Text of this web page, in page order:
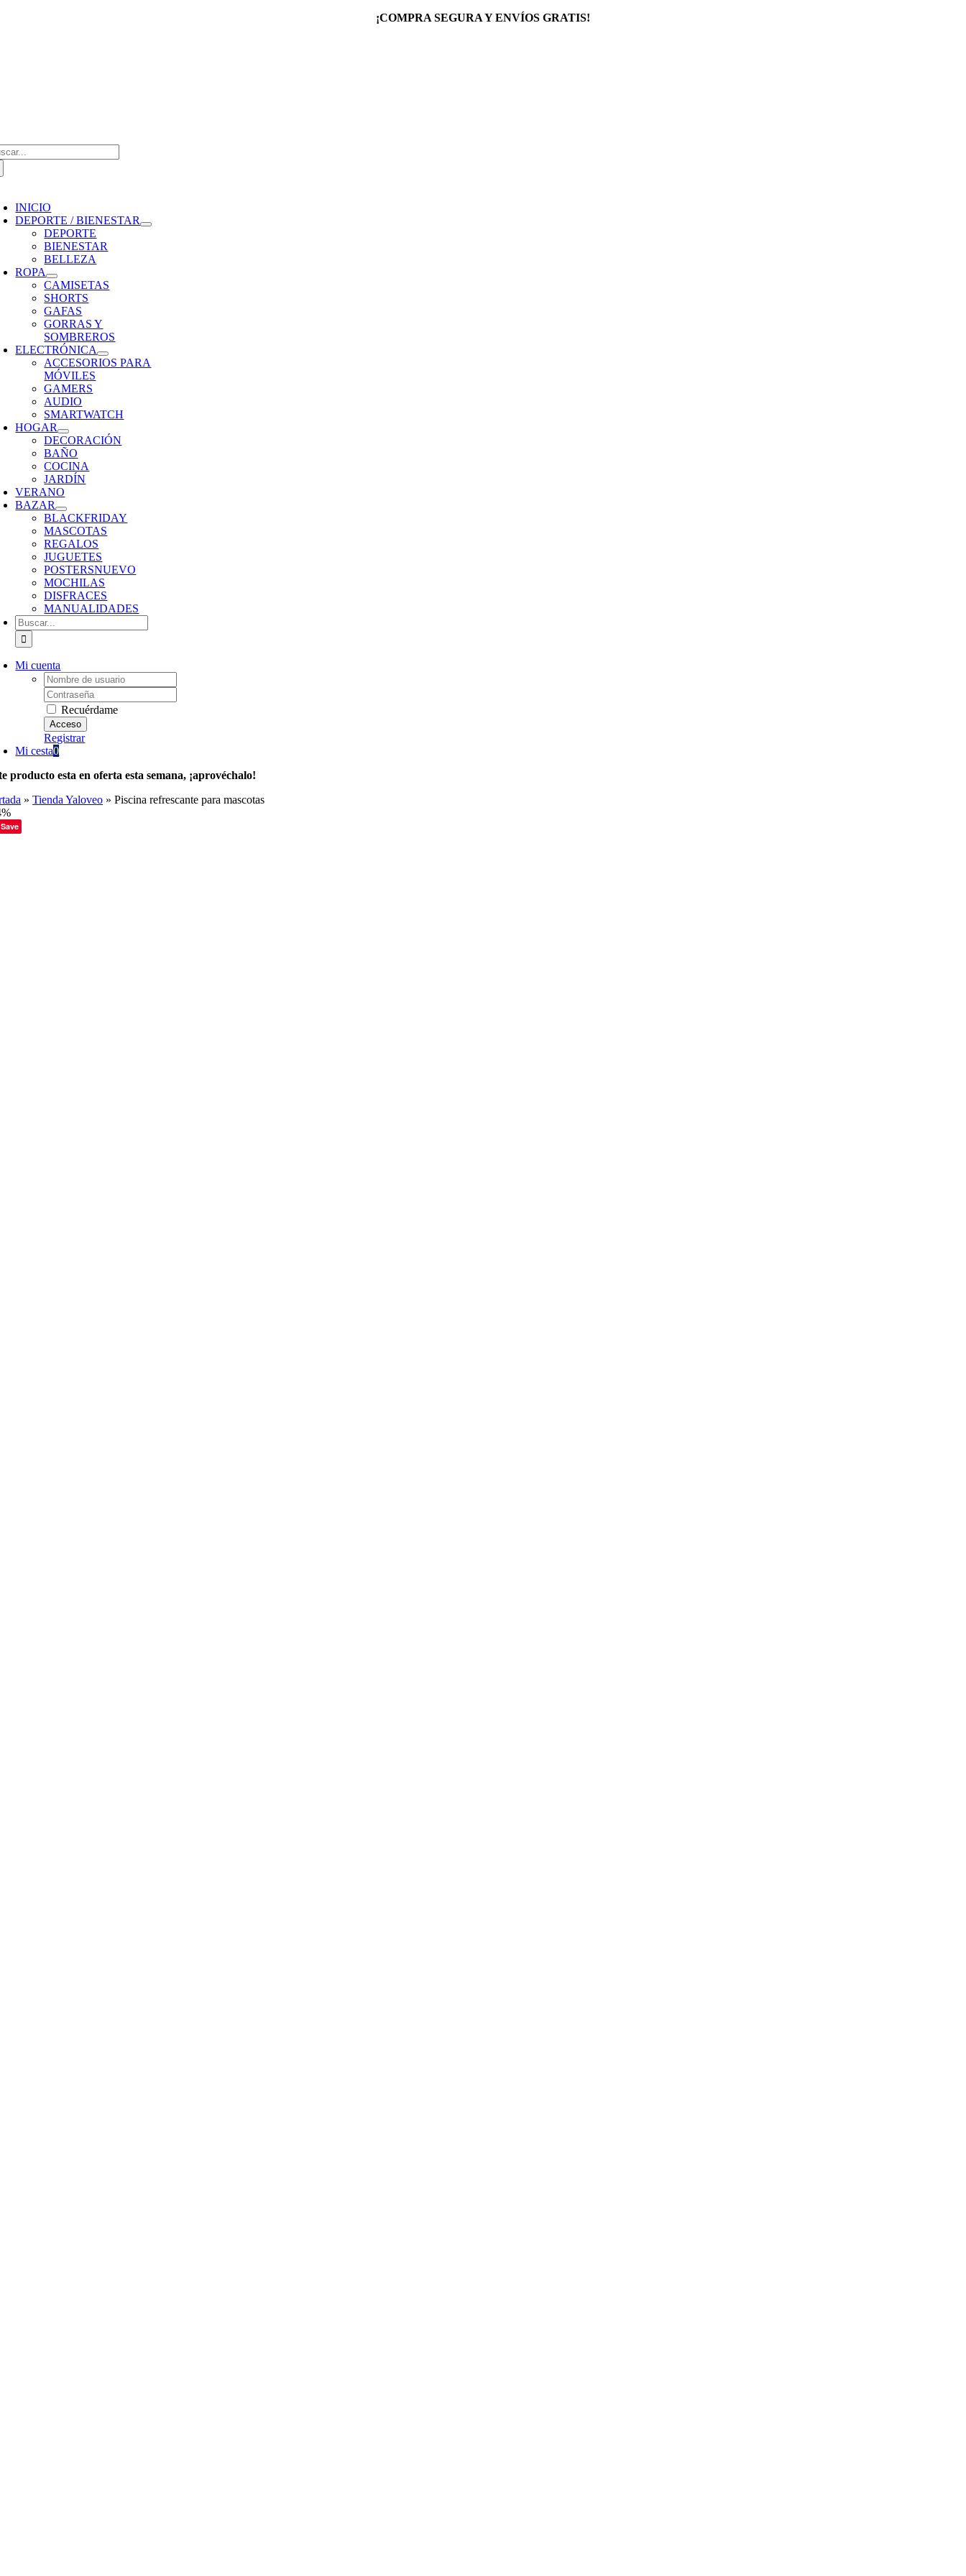
¡COMPRA SEGURA Y ENVÍOS GRATIS!
INICIO
DEPORTE / BIENESTAR
DEPORTE
BIENESTAR
BELLEZA
ROPA
CAMISETAS
SHORTS
GAFAS
GORRAS Y
SOMBREROS
ELECTRÓNICA
ACCESORIOS PARA
MÓVILES
GAMERS
AUDIO
SMARTWATCH
HOGAR
DECORACIÓN
BAÑO
COCINA
JARDÍN
VERANO
BAZAR
BLACKFRIDAY
MASCOTAS
REGALOS
JUGUETES
POSTERSNUEVO
MOCHILAS
DISFRACES
MANUALIDADES
Buscar:
Mi cuenta
Username:
Password:
Recuérdame
Registrar
Mi cesta0
producto esta en oferta esta semana, ¡aprovéchalo!
»Tienda Yaloveo »Piscina refrescante para mascotas
Save